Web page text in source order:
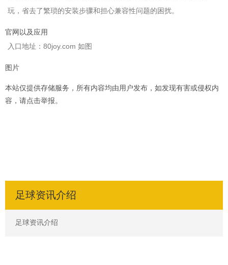
玩，省去了繁琐的安装步骤和担心兼容性问题的困扰。
官网以及应用
入口地址：80joy.com 如图
图片
本站仅提供存储服务，所有内容均由用户发布，如发现有害或侵权内
容，请点击举报。
足球资讯介绍
足球资讯介绍